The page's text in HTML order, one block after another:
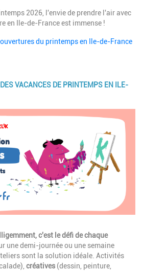
2026, l'envie de prendre l'air avec
en Ile-de-France est immense !
du printemps en Ile-de-France
VACANCES DE PRINTEMPS EN ILE-
c'est le défi de chaque
une demi-journée ou une semaine
sont la solution idéale. Activités
créatives (dessin, peinture,